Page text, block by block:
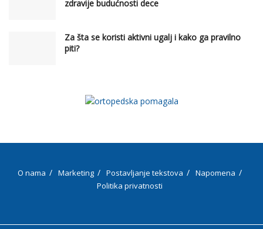
zdravije budućnosti dece
Za šta se koristi aktivni ugalj i kako ga pravilno
piti?
O nama Marketing Postavljanje tekstova
Napomena
Politika privatnosti